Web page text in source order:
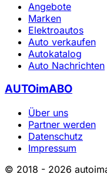
Angebote
Marken
Elektroautos
Auto verkaufen
Autokatalog
Auto Nachrichten
AUTOimABO
Über uns
Partner werden
Datenschutz
Impressum
© 2018 - 2026